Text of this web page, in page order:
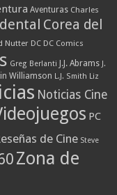
Aventuras Charles
Corea del
Nutter DC DC Comics
Greg Berlanti J.J. Abrams J.
Williamson L.J. Smith Liz
Noticias Cine
PC
de Cine Steve
Zona de